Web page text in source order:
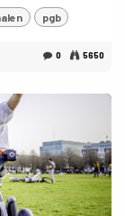
pgb
0 5650